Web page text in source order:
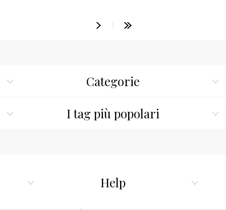
Categorie
I tag più popolari
Help